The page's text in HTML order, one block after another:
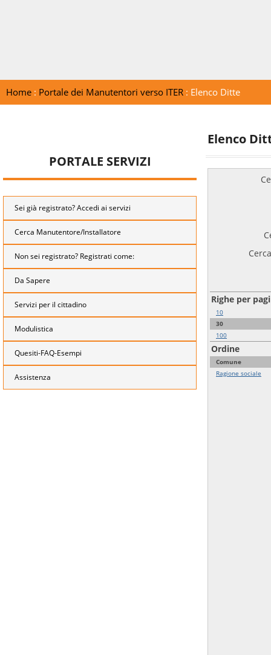
Home: Portale dei Manutentori verso ITER: Elenco Ditte
PORTALE SERVIZI
Sei già registrato? Accedi ai servizi
Cerca Manutentore/Installatore
Non sei registrato? Registrati come:
Da Sapere
Servizi per il cittadino
Modulistica
Quesiti-FAQ-Esempi
Assistenza
Elenco
Righe per
10
30
100
Ordine
Comune
Ragione sociale